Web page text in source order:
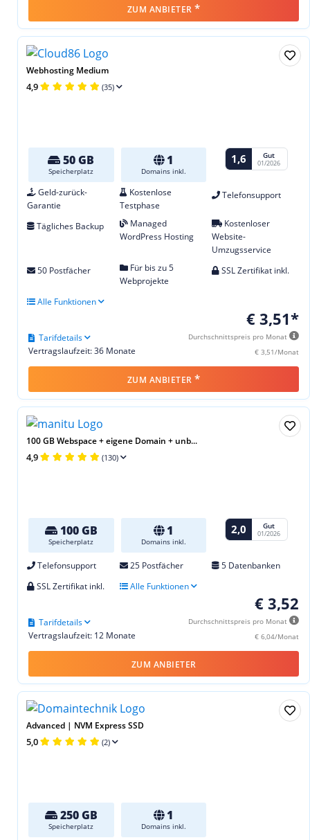
ZUM ANBIETER *
Webhosting Medium
4,9 (35)
50 GB
Speicherplatz
1
Domains inkl.
1,6 Gut
01/2026
Geld-zurück-
Garantie
Kostenlose
Testphase
Telefonsupport
Tägliches Backup
Managed
WordPress Hosting
Kostenloser
Website-
Umzugsservice
50 Postfächer
Für bis zu 5
Webprojekte
SSL Zertifikat inkl.
Alle Funktionen
€ 3,51*
Durchschnittspreis pro Monat
€ 3,51/Monat
Vertragslaufzeit: 36 Monate
Tarifdetails
ZUM ANBIETER *
100 GB Webspace + eigene Domain + unb...
4,9 (130)
100 GB
Speicherplatz
1
Domains inkl.
2,0 Gut
01/2026
Telefonsupport 25 Postfächer
5 Datenbanken
SSL Zertifikat inkl.
Alle Funktionen
€ 3,52
Durchschnittspreis pro Monat
€ 6,04/Monat
Vertragslaufzeit: 12 Monate
Tarifdetails
ZUM ANBIETER
Advanced | NVM Express SSD
5,0 (2)
250 GB
Speicherplatz
1
Domains inkl.